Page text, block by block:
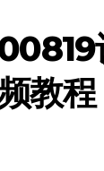
教